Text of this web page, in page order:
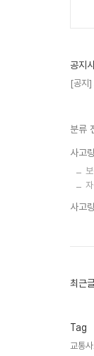
공지
[공지]
분류
사고
사고
최
인
글
최근
Tag
교통